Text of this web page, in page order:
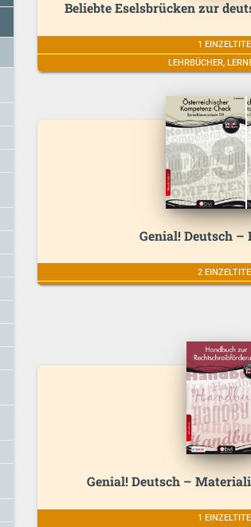
Beliebte Eselsbrücken zur
1
LEHRBÜCHER,
Genial! Deutsch –
2
Genial! Deutsch –
1